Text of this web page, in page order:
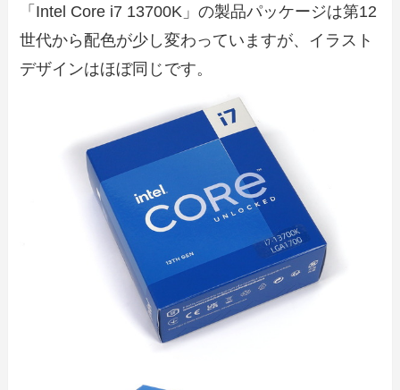
「Intel Core i7 13700K」の製品パッケージは第12
世代から配色が少し変わっていますが、イラスト
デザインはほぼ同じです。